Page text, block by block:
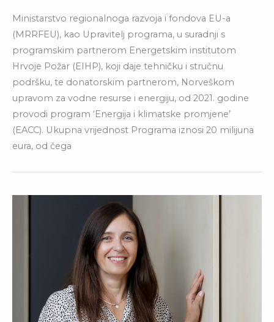
Ministarstvo regionalnoga razvoja i fondova EU-a
(MRRFEU), kao Upravitelj programa, u suradnji s
programskim partnerom Energetskim institutom
Hrvoje Požar (EIHP), koji daje tehničku i stručnu
podršku, te donatorskim partnerom, Norveškom
upravom za vodne resurse i energiju, od 2021. godine
provodi program ‘Energija i klimatske promjene’
(EACC). Ukupna vrijednost Programa iznosi 20 milijuna
eura, od čega